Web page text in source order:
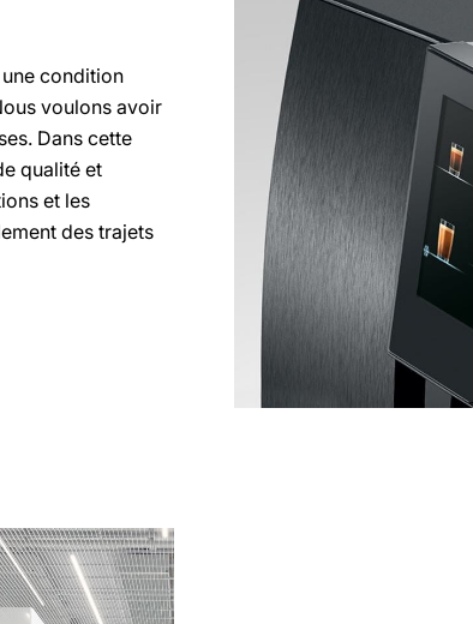
condition
voulons avoir
Dans cette
qualité et
et les
des trajets